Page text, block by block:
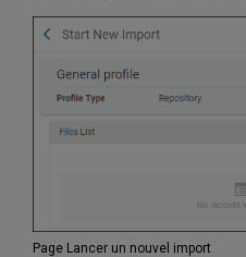
Page Lancer un nouvel import